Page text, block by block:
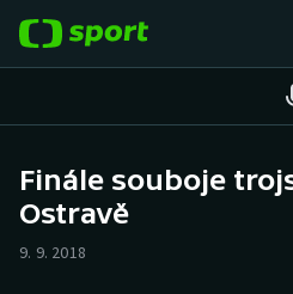
Hokej
Finále souboje
Ostravě
9. 9. 2018